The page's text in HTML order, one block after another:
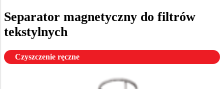
Separator magnetyczny do filtrów
tekstylnych
Czyszczenie ręczne